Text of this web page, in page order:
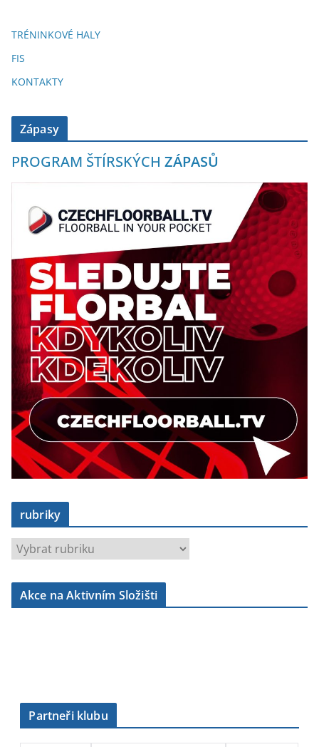
TRÉNINKOVÉ HALY
FIS
KONTAKTY
Zápasy
PROGRAM ŠTÍRSKÝCH ZÁPASŮ
rubriky
b
Akce na Aktivním Složišti
Partneři klubu